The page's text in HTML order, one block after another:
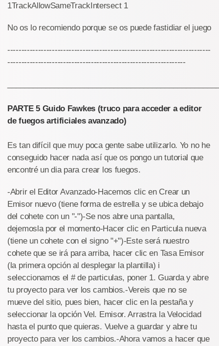
1TrackAllowSameTrackIntersect 1
No os lo recomiendo porque se os puede fastidiar el juego
-------------------------------------------------------------------------
----------------------------------------------------------------
PARTE 5 Guido Fawkes (truco para acceder a editor
de fuegos artificiales avanzado)
Es tan difícil que muy poca gente sabe utilizarlo. Yo no he
conseguido hacer nada así que os pongo un tutorial que
encontré un dia para crear los fuegos.
-Abrir el Editor Avanzado-Hacemos clic en Crear un
Emisor nuevo (tiene forma de estrella y se ubica debajo
del cohete con un "-")-Se nos abre una pantalla,
dejemosla por el momento-Hacer clic en Particula nueva
(tiene un cohete con el signo "+")-Este será nuestro
cohete que se irá para arriba, hacer clic en Tasa Emisor
(la primera opción al desplegar la plantilla) i
seleccionamos el # de particulas, poner 1. Guarda y abre
tu proyecto para ver los cambios.-Vereis que no se
mueve del sitio, pues bien, hacer clic en la pestaña y
seleccionar la opción Vel. Emisor. Arrastra la Velocidad
hasta el punto que quieras. Vuelve a guardar y abre tu
proyecto para ver los cambios.-Ahora vamos a hacer que